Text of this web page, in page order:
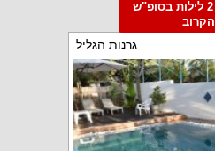
למזמינים 2 לילות בסופ"ש
הקרוב
גרנות הגליל